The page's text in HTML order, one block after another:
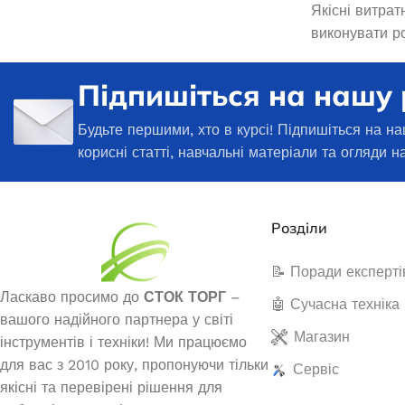
Якісні
виконувати
Підпишіться на нашу
Будьте першими, хто в курсі! Підпишіться на
корисні статті, навчальні матеріали та огляди
Ласкаво просимо до СТОК ТОРГ –
вашого надійного партнера у світі
інструментів і техніки! Ми працюємо
для вас з 2010 року, пропонуючи тільки
якісні та перевірені рішення для
Розділи
📝 Поради
🤖 Сучасна техніка
Магазин
Сервіс